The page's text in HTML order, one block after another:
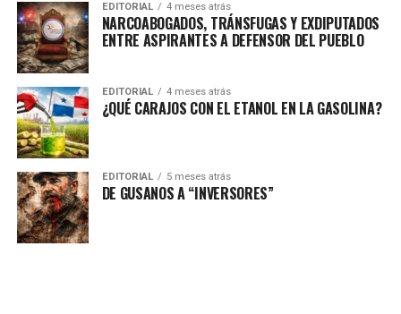
EDITORIAL 4 meses atrás
NARCOABOGADOS, TRÁNSFUGAS Y EXDIPUTADOS
ENTRE ASPIRANTES A DEFENSOR DEL PUEBLO
EDITORIAL 4 meses atrás
¿QUÉ CARAJOS CON EL ETANOL EN LA GASOLINA?
EDITORIAL 5 meses atrás
DE GUSANOS A “INVERSORES”